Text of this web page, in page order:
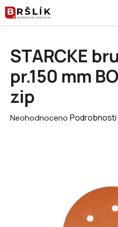
Přejít na obsah
STARCKE
pr.150 mm
zip
Průměrné hodnocení
Neohodnoceno